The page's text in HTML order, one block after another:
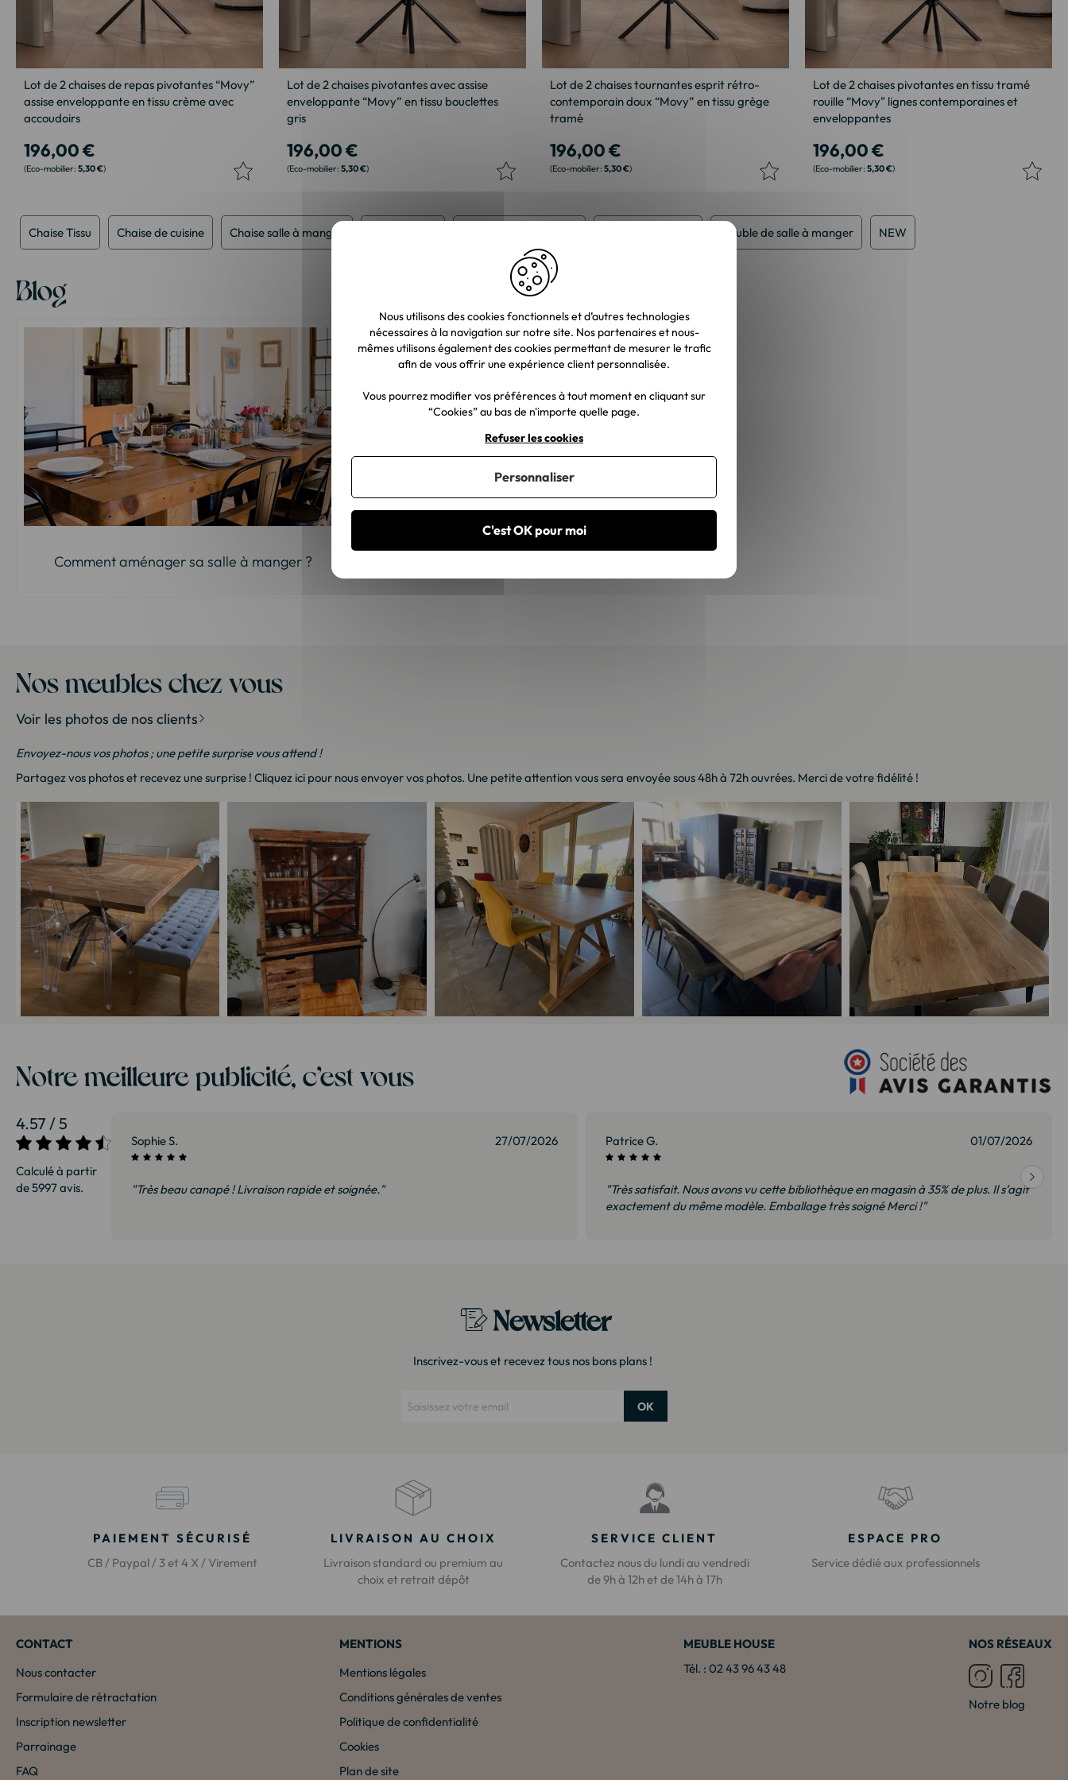
Lot de 2 chaises de repas pivotantes “Movy”
assise enveloppante en tissu crème avec
accoudoirs
196,00 €
5,30 €
Lot de 2 chaises pivotantes avec assise
enveloppante “Movy” en tissu bouclettes
gris
196,00 €
5,30 €
Lot de 2 chaises tournantes esprit rétro-
contemporain doux “Movy” en tissu grège
tramé
196,00 €
5,30 €
Lot de 2 chaises pivotantes en tissu tramé
rouille “Movy" lignes contemporaines et
enveloppantes
196,00 €
5,30 €
Chaise Tissu Chaise de cuisine Chaise salle à manger Meuble de salle à manger NEW
Blog
Comment aménager sa salle à manger ?
Nos meubles chez vous
Voir les photos de nos clients
Envoyez-nous vos photos ; une petite surprise vous attend !
Partagez vos photos et recevez une surprise ! Cliquez ici pour nous envoyer vos photos. Une petite attention vous sera envoyée sous 48h à 72h ouvrées. Merci de votre fidélité !
Notre meilleure publicité, c’est vous
4.57 / 5
Calculé à partir
de 5997 avis.
27/07/2026 Patrice G. 01/07/2026
"Très satisfait. Nous avons vu cette bibliothèque en magasin à 35% de plus. Il s’agit
Isabelle G. 27/07/2026
"Bonne réception, livraison convenable, meubles de qualité, nous sommes ravis et
surtout pas déçus. Je recommanderai sans hésiter"
Newsletter
Inscrivez-vous et recevez tous nos bons plans !
OK
PAIEMENT SÉCURISÉ
CB / Paypal / 3 et 4 X / Virement
LIVRAISON AU CHOIX
Livraison standard ou premium au
choix et retrait dépôt
SERVICE CLIENT
Contactez nous du lundi au vendredi
de 9h à 12h et de 14h à 17h
ESPACE PRO
Service dédié aux professionnels
CONTACT
Nous contacter
Formulaire de rétractation
Inscription newsletter
Parrainage
FAQ
MENTIONS
Mentions légales
Conditions générales de ventes
Politique de confidentialité
Cookies
Plan de site
MEUBLE HOUSE
Tél. : 02 43 96 43 48
NOS RÉSEAUX
Notre blog
Nous utilisons des cookies fonctionnels et d’autres technologies
nécessaires à la navigation sur notre site. Nos partenaires et nous-
mêmes utilisons également des cookies permettant de mesurer le trafic
afin de vous offrir une expérience client personnalisée.
Vous pourrez modifier vos préférences à tout moment en cliquant sur
“Cookies” au bas de n'importe quelle page.
C'est OK pour moi
Refuser les cookies
Personnaliser